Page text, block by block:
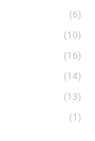
(6)
(10)
(16)
(14)
(13)
(1)